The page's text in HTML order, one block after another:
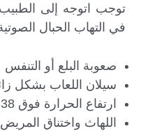
توجب اتوجه إلى
في التهاب الحبال
صعوبة البلع أو التنفس
سيلان اللعاب بشكل
ارتفاع الحرارة فوق 38 درجة
اللهاث واختناق